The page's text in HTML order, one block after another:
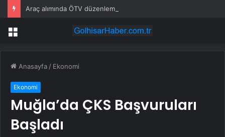
Menü
Anasayfa / Ekonomi
Ekonomi
Muğla’da ÇKS Başvuruları
Başladı